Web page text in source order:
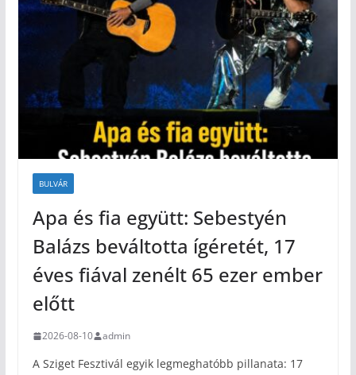
BULVÁR
Apa és fia együtt: Sebestyén
Balázs beváltotta ígéretét, 17
éves fiával zenélt 65 ezer ember
előtt
2026-08-10 admin
A Sziget Fesztivál egyik legmeghatóbb pillanata: 17